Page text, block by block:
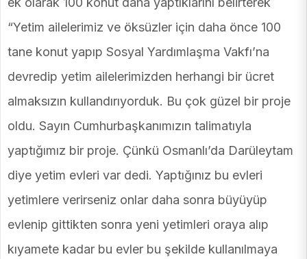
“Yetim ailelerimiz ve öksüzler için daha önce 100
tane konut yapıp Sosyal Yardımlaşma Vakfı’na
devredip yetim ailelerimizden herhangi bir ücret
almaksızın kullandırıyorduk. Bu çok güzel bir proje
oldu. Sayın Cumhurbaşkanımızın talimatıyla
yaptığımız bir proje. Çünkü Osmanlı’da Darüleytam
diye yetim evleri var dedi. Yaptığınız bu evleri
yetimlere verirseniz onlar daha sonra büyüyüp
evlenip gittikten sonra yeni yetimleri oraya alıp
kıyamete kadar bu evler bu şekilde kullanılmaya